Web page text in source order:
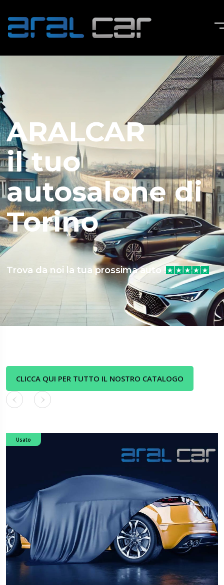
ARALCAR
il tuo
autosalone di
Torino
Trova da noi la tua prossima auto !
CLICCA QUI PER TUTTO IL NOSTRO CATALOGO
Usato